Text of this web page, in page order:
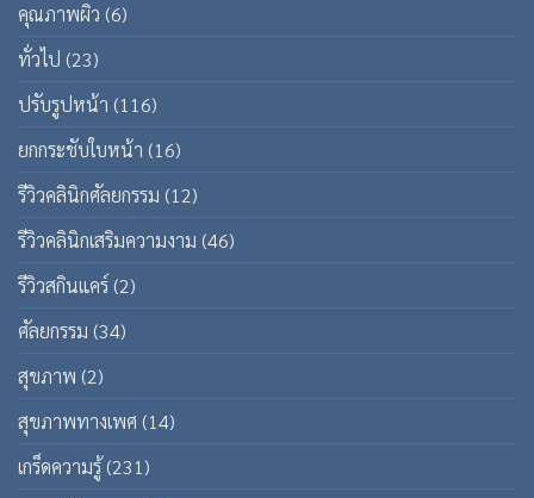
คุณภาพผิว (6)
ทั่วไป (23)
ปรับรูปหน้า (116)
ยกกระชับใบหน้า (16)
รีวิวคลินิกศัลยกรรม (12)
รีวิวคลินิกเสริมความงาม (46)
รีวิวสกินแคร์ (2)
ศัลยกรรม (34)
สุขภาพ (2)
สุขภาพทางเพศ (14)
เกร็ดความรู้(231)